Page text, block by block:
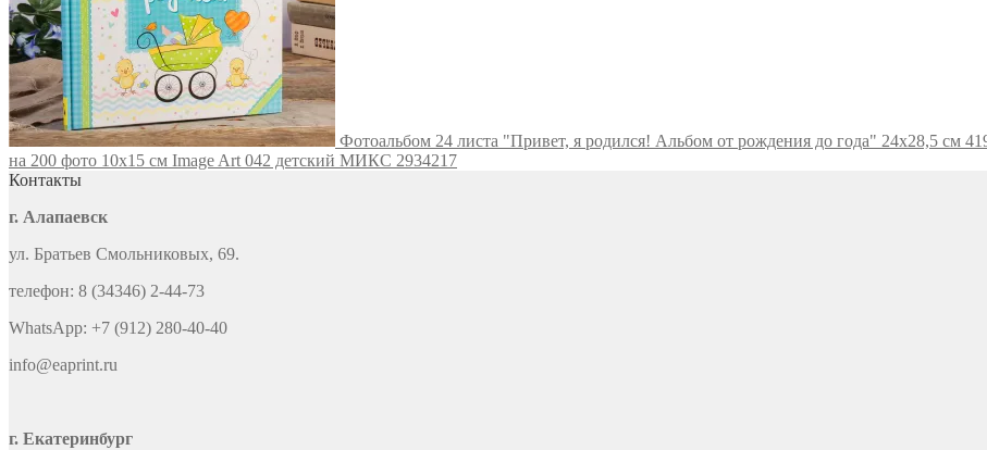
Фотоальбом 24 листа "Привет, я родился! Альбом от рождения до года" 24х28,5 см
на 200 фото 10х15 см Image Art 042 детский МИКС 2934217
Контакты
г. Алапаевск
ул. Братьев Смольниковых, 69.
телефон: 8 (34346) 2-44-73
WhatsApp: +7 (912) 280-40-40
info@eaprint.ru
г. Екатеринбург